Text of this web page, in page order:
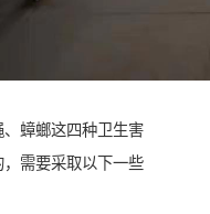
蟑螂这四种卫生害
需要采取以下一些